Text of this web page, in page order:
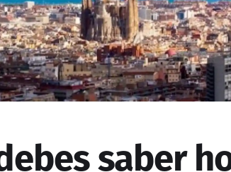
saber